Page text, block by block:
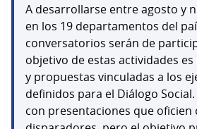
A desarrollarse entre agosto y
en los 19 departamentos del
conversatorios serán de
objetivo de estas actividades
y propuestas vinculadas a los
definidos para el Diálogo
con presentaciones que oficien